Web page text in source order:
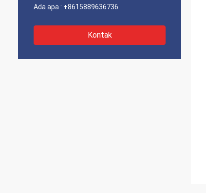
Ada apa : +8615889636736
Kontak